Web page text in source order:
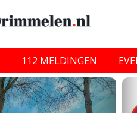
112 MELDINGEN